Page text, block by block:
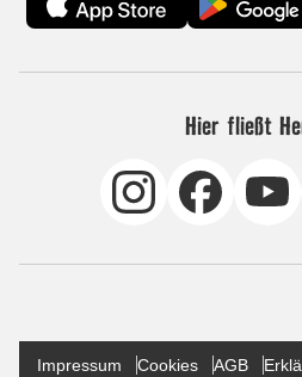
Hier fließt
Impressum Cookies AGB